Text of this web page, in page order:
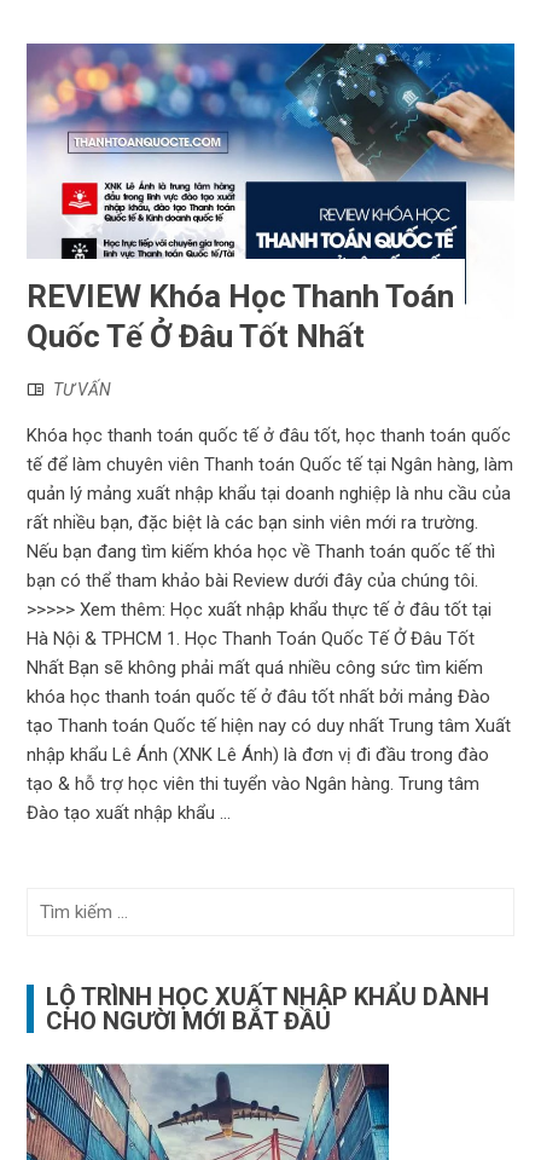
REVIEW Khóa Học Thanh Toán
Quốc Tế Ở Đâu Tốt Nhất
TƯ VẤN
Khóa học thanh toán quốc tế ở đâu tốt, học thanh toán quốc
tế để làm chuyên viên Thanh toán Quốc tế tại Ngân hàng, làm
quản lý mảng xuất nhập khẩu tại doanh nghiệp là nhu cầu của
rất nhiều bạn, đặc biệt là các bạn sinh viên mới ra trường.
Nếu bạn đang tìm kiếm khóa học về Thanh toán quốc tế thì
bạn có thể tham khảo bài Review dưới đây của chúng tôi.
>>>>> Xem thêm: Học xuất nhập khẩu thực tế ở đâu tốt tại
Hà Nội & TPHCM 1. Học Thanh Toán Quốc Tế Ở Đâu Tốt
Nhất Bạn sẽ không phải mất quá nhiều công sức tìm kiếm
khóa học thanh toán quốc tế ở đâu tốt nhất bởi mảng Đào
tạo Thanh toán Quốc tế hiện nay có duy nhất Trung tâm Xuất
nhập khẩu Lê Ánh (XNK Lê Ánh) là đơn vị đi đầu trong đào
tạo & hỗ trợ học viên thi tuyển vào Ngân hàng. Trung tâm
Đào tạo xuất nhập khẩu ...
Tìm
LỘ TRÌNH HỌC XUẤT NHẬP KHẨU DÀNH
CHO NGƯỜI MỚI BẮT ĐẦU